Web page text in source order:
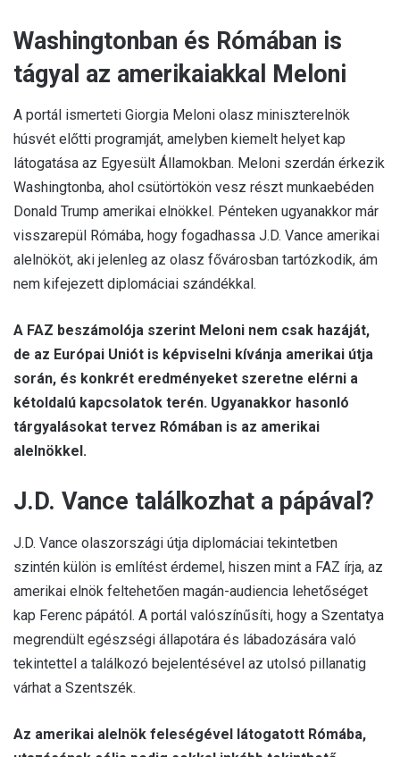
Washingtonban és Rómában is
tágyal az amerikaiakkal Meloni
A portál ismerteti Giorgia Meloni olasz miniszterelnök
húsvét előtti programját, amelyben kiemelt helyet kap
látogatása az Egyesült Államokban. Meloni szerdán érkezik
Washingtonba, ahol csütörtökön vesz részt munkaebéden
Donald Trump amerikai elnökkel. Pénteken ugyanakkor már
visszarepül Rómába, hogy fogadhassa J.D. Vance amerikai
alelnököt, aki jelenleg az olasz fővárosban tartózkodik, ám
nem kifejezett diplomáciai szándékkal.
A FAZ beszámolója szerint Meloni nem csak hazáját,
de az Európai Uniót is képviselni kívánja amerikai útja
során, és konkrét eredményeket szeretne elérni a
kétoldalú kapcsolatok terén. Ugyanakkor hasonló
tárgyalásokat tervez Rómában is az amerikai
alelnökkel.
J.D. Vance találkozhat a pápával?
J.D. Vance olaszországi útja diplomáciai tekintetben
szintén külön is említést érdemel, hiszen mint a FAZ írja, az
amerikai elnök feltehetően magán-audiencia lehetőséget
kap Ferenc pápától. A portál valószínűsíti, hogy a Szentatya
megrendült egészségi állapotára és lábadozására való
tekintettel a találkozó bejelentésével az utolsó pillanatig
várhat a Szentszék.
Az amerikai alelnök feleségével látogatott Rómába,